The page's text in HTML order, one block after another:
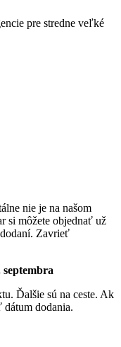
pre stredne veľké
nie je na našom
si môžete objednať už
Zavrieť
Ďalšie sú na ceste. Ak
dodania.